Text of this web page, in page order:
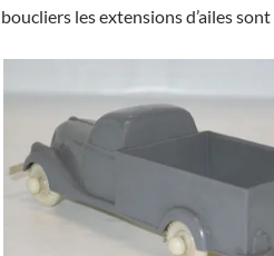
boucliers les extensions d’ailes